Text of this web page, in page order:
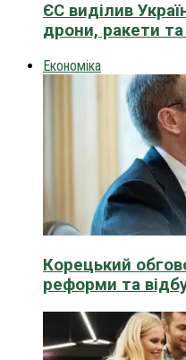
ЄС виділив
дрони, ракети
Економіка
Корецький
реформи та